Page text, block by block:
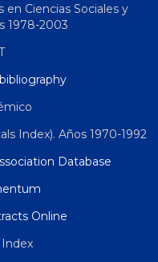
en Ciencias Sociales y
1978-2003
Index). Años 1970-1992
Database
Online